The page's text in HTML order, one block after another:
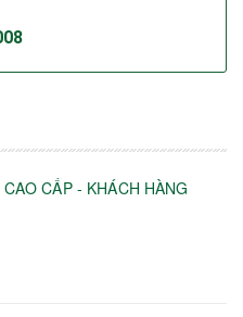
CẤP - KHÁCH HÀNG